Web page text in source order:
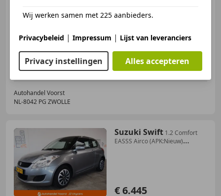
01/2016 120.000 km Benzine
52 kW (71 PK)
Autohandel Voorst
NL-8042 PG ZWOLLE
Suzuki Swift 1.2 Comfort
EASSS Airco (APK:Nieuw)
€ 6.445
Wij werken samen met 225 aanbieders.
Privacybeleid | Impressum | Lijst van leveranciers
Privacy instellingen Alles accepteren